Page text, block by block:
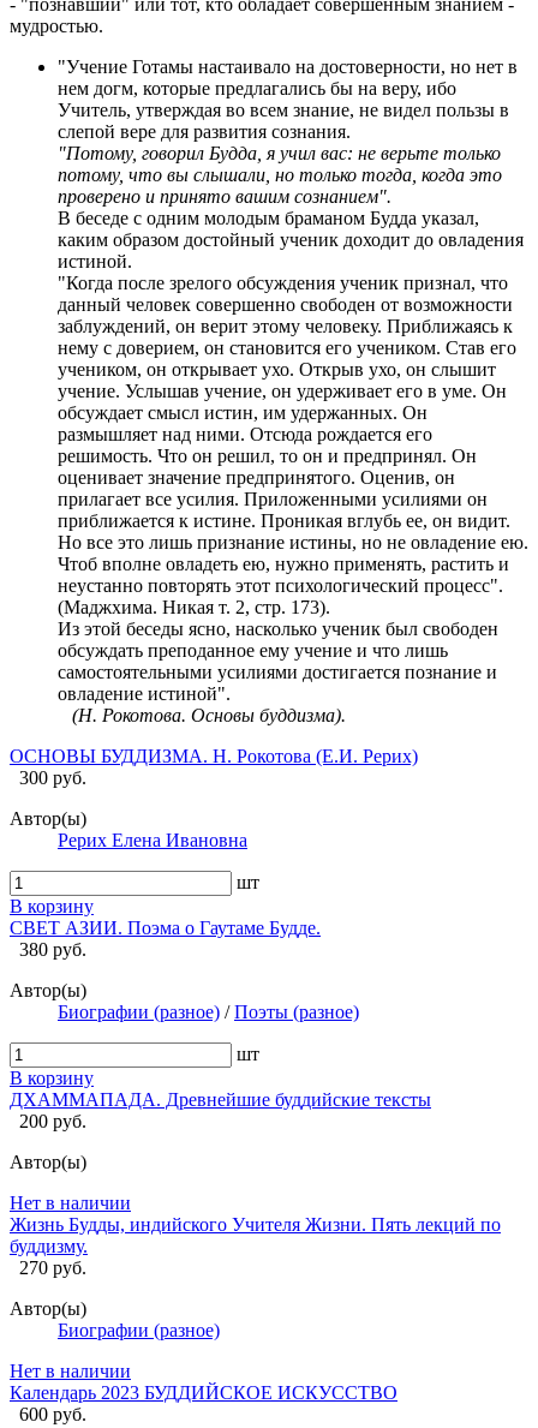
мудростью.
"Учение Готамы настаивало на достоверности, но нет в
нем догм, которые предлагались бы на веру, ибо
Учитель, утверждая во всем знание, не видел пользы в
слепой вере для развития сознания.
"Потому, говорил Будда, я учил вас: не верьте только
потому, что вы слышали, но только тогда, когда это
проверено и принято вашим сознанием".
В беседе с одним молодым браманом Будда указал,
каким образом достойный ученик доходит до овладения
истиной.
"Когда после зрелого обсуждения ученик признал, что
данный человек совершенно свободен от возможности
заблуждений, он верит этому человеку. Приближаясь к
нему с доверием, он становится его учеником. Став его
учеником, он открывает ухо. Открыв ухо, он слышит
учение. Услышав учение, он удерживает его в уме. Он
обсуждает смысл истин, им удержанных. Он
размышляет над ними. Отсюда рождается его
решимость. Что он решил, то он и предпринял. Он
оценивает значение предпринятого. Оценив, он
прилагает все усилия. Приложенными усилиями он
приближается к истине. Проникая вглубь ее, он видит.
Но все это лишь признание истины, но не овладение ею.
Чтоб вполне овладеть ею, нужно применять, растить и
неустанно повторять этот психологический процесс".
(Маджхима. Никая т. 2, стр. 173).
Из этой беседы ясно, насколько ученик был свободен
обсуждать преподанное ему учение и что лишь
самостоятельными усилиями достигается познание и
овладение истиной".
(Н. Рокотова. Основы буддизма).
ОСНОВЫ БУДДИЗМА. Н. Рокотова (Е.И. Рерих)
300 руб.
Автор(ы)
Рерих Елена Ивановна
шт
В корзину
СВЕТ АЗИИ. Поэма о Гаутаме Будде.
380 руб.
Автор(ы)
Биографии (разное) /Поэты (разное)
шт
В корзину
ДХАММАПАДА. Древнейшие буддийские тексты
200 руб.
Автор(ы)
Нет в наличии
Жизнь Будды, индийского Учителя Жизни. Пять лекций по
буддизму.
270 руб.
Автор(ы)
Биографии (разное)
Нет в наличии
Календарь 2023 БУДДИЙСКОЕ ИСКУССТВО
600 руб.